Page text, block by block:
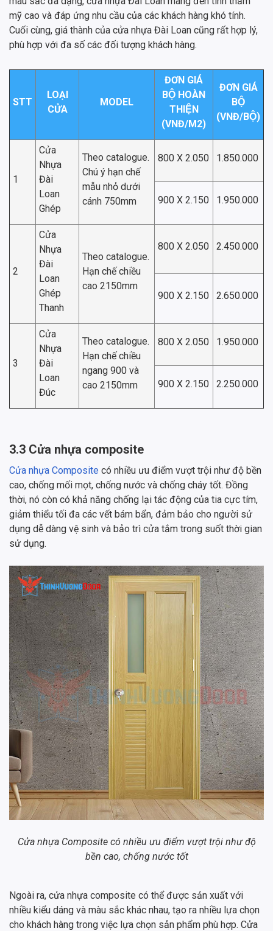
mỹ cao và đáp ứng nhu cầu của các khách hàng khó tính.
Cuối cùng, giá thành của cửa nhựa Đài Loan cũng rất hợp lý,
phù hợp với đa số các đối tượng khách hàng.
STT
LOẠI
CỬA
MODEL
ĐƠN GIÁ
BỘ HOÀN
THIỆN
(VNĐ/M2)
ĐƠN GIÁ
BỘ
(VNĐ/BỘ)
1
Cửa
Nhựa
Đài
Loan
Ghép
Theo catalogue.
Chú ý hạn chế
mẫu nhỏ dưới
cánh 750mm
800 X 2.050 1.850.000
900 X 2.150 1.950.000
2
Cửa
Nhựa
Đài
Loan
Ghép
Thanh
Theo catalogue.
Hạn chế chiều
cao 2150mm
800 X 2.050 2.450.000
900 X 2.150 2.650.000
3
Cửa
Nhựa
Đài
Loan
Đúc
Theo catalogue.
Hạn chế chiều
ngang 900 và
cao 2150mm
800 X 2.050 1.950.000
900 X 2.150 2.250.000
3.3 Cửa nhựa composite
Cửa nhựa Composite có nhiều ưu điểm vượt trội như độ bền
cao, chống mối mọt, chống nước và chống cháy tốt. Đồng
thời, nó còn có khả năng chống lại tác động của tia cực tím,
giảm thiểu tối đa các vết bám bẩn, đảm bảo cho người sử
dụng dễ dàng vệ sinh và bảo trì cửa tắm trong suốt thời gian
sử dụng.
Cửa nhựa Composite có nhiều ưu điểm vượt trội như độ
bền cao, chống nước tốt
Ngoài ra, cửa nhựa composite có thể được sản xuất với
nhiều kiểu dáng và màu sắc khác nhau, tạo ra nhiều lựa chọn
cho khách hàng trong việc lựa chọn sản phẩm phù hợp. Cửa